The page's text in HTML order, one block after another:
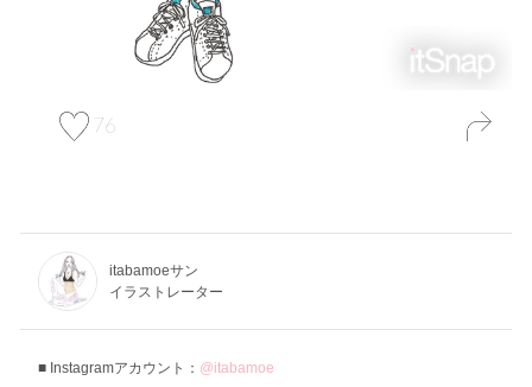
76
itabamoeサン
イラストレーター
Instagramアカウント： @itabamoe